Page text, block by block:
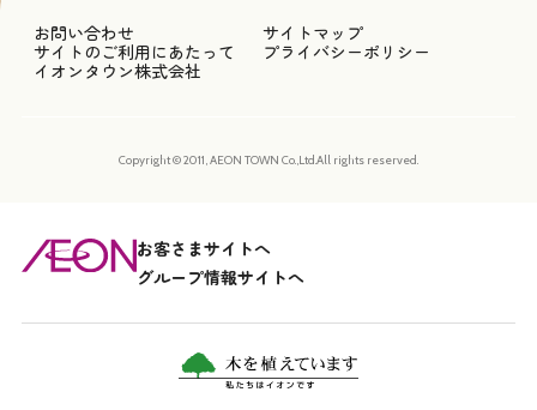
お問い合わせ
サイトマップ
サイトのご利用にあたって
プライバシーポリシー
イオンタウン株式会社
Copyright © 2011, AEON TOWN Co.,Ltd.All rights reserved.
お客さまサイトへ
グループ情報サイトへ